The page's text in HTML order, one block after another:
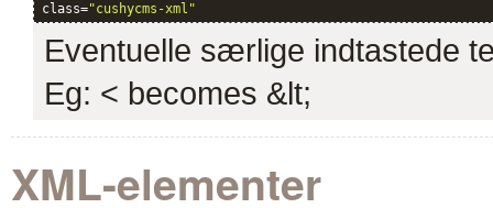
class="cushycms-xml"
Eventuelle særlige indtastede
Eg: < becomes &lt;
XML-elementer